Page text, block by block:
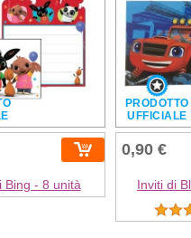
Bing - 8 unità
PRODOTTO
UFFICIALE
0,90 €
Inviti di